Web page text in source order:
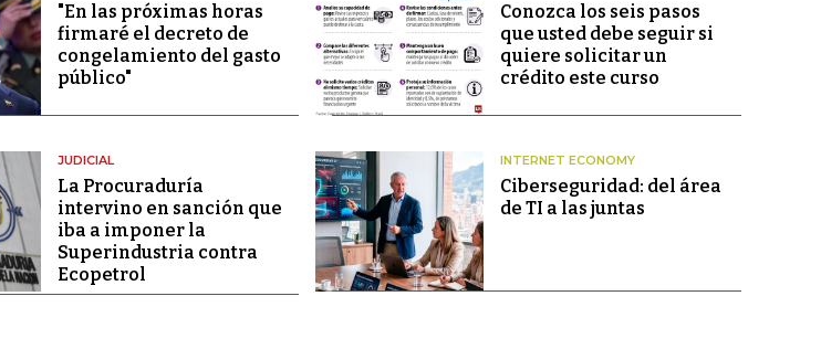
"En las próximas horas
firmaré el decreto de
congelamiento del gasto
público"
Conozca los seis pasos
que usted debe seguir si
quiere solicitar un
crédito este curso
JUDICIAL
La Procuraduría
intervino en sanción que
iba a imponer la
Superindustria contra
Ecopetrol
INTERNET ECONOMY
Ciberseguridad: del área
de TI a las juntas